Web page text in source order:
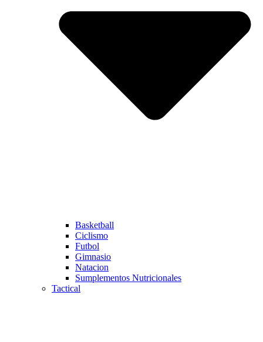
Basketball
Ciclismo
Futbol
Gimnasio
Natacion
Sumplementos Nutricionales
Tactical